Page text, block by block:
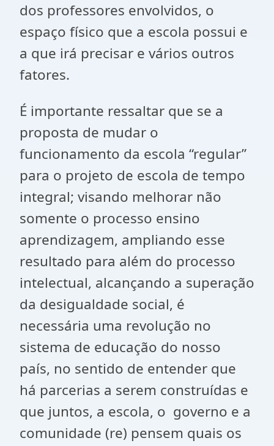
dos professores envolvidos, o
espaço físico que a escola possui e
a que irá precisar e vários outros
fatores.
É importante ressaltar que se a
proposta de mudar o
funcionamento da escola “regular”
para o projeto de escola de tempo
integral; visando melhorar não
somente o processo ensino
aprendizagem, ampliando esse
resultado para além do processo
intelectual, alcançando a superação
da desigualdade social, é
necessária uma revolução no
sistema de educação do nosso
país, no sentido de entender que
há parcerias a serem construídas e
que juntos, a escola, o governo e a
comunidade (re) pensem quais os